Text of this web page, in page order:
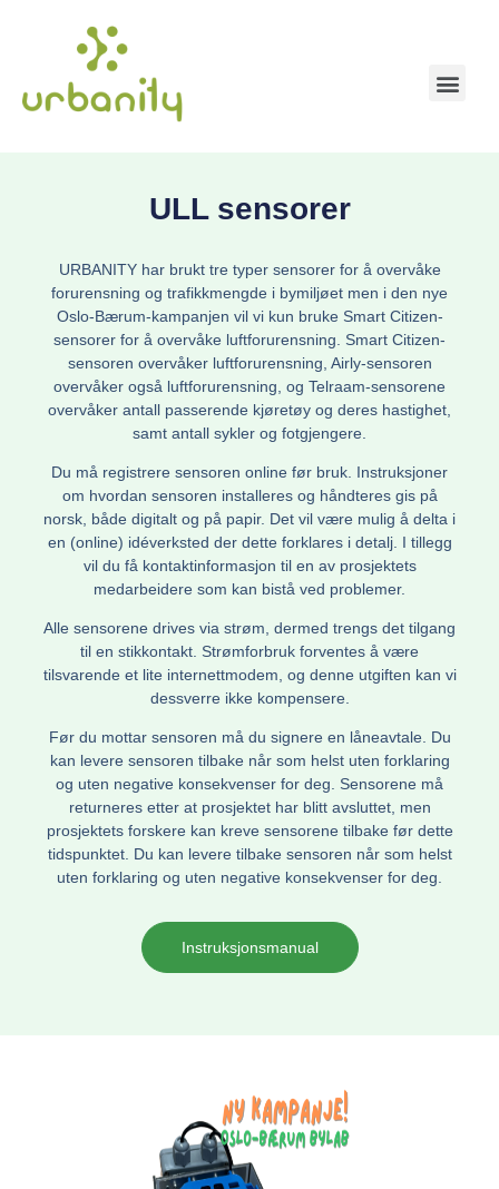
ULL sensorer
URBANITY har brukt tre typer sensorer for å overvåke
forurensning og trafikkmengde i bymiljøet men i den nye
Oslo-Bærum-kampanjen vil vi kun bruke Smart Citizen-
sensorer for å overvåke luftforurensning. Smart Citizen-
sensoren overvåker luftforurensning, Airly-sensoren
overvåker også luftforurensning, og Telraam-sensorene
overvåker antall passerende kjøretøy og deres hastighet,
samt antall sykler og fotgjengere.
Du må registrere sensoren online før bruk. Instruksjoner
om hvordan sensoren installeres og håndteres gis på
norsk, både digitalt og på papir. Det vil være mulig å delta i
en (online) idéverksted der dette forklares i detalj. I tillegg
vil du få kontaktinformasjon til en av prosjektets
medarbeidere som kan bistå ved problemer.
Alle sensorene drives via strøm, dermed trengs det tilgang
til en stikkontakt. Strømforbruk forventes å være
tilsvarende et lite internettmodem, og denne utgiften kan vi
dessverre ikke kompensere.
Før du mottar sensoren må du signere en låneavtale. Du
kan levere sensoren tilbake når som helst uten forklaring
og uten negative konsekvenser for deg. Sensorene må
returneres etter at prosjektet har blitt avsluttet, men
prosjektets forskere kan kreve sensorene tilbake før dette
tidspunktet. Du kan levere tilbake sensoren når som helst
uten forklaring og uten negative konsekvenser for deg.
Instruksjonsmanual